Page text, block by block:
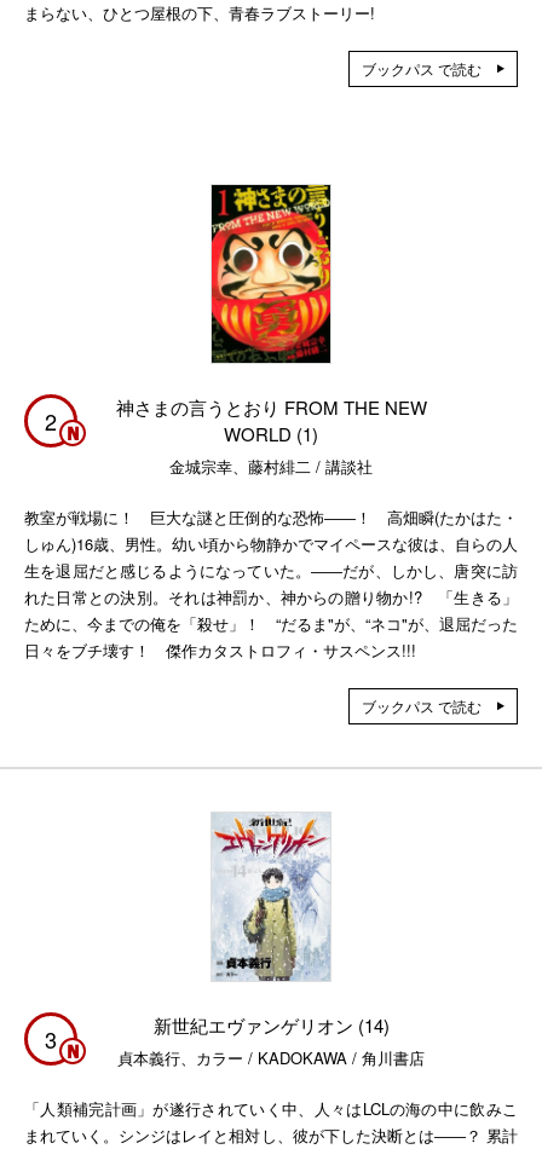
まらない、ひとつ屋根の下、青春ラブストーリー!
ブックパス で読む
2
神さまの言うとおり FROM THE NEW
WORLD (1)
金城宗幸、藤村緋二 / 講談社
教室が戦場に！ 巨大な謎と圧倒的な恐怖――！ 高畑瞬(たかはた・
しゅん)16歳、男性。幼い頃から物静かでマイペースな彼は、自らの人
生を退屈だと感じるようになっていた。――だが、しかし、唐突に訪
れた日常との決別。それは神罰か、神からの贈り物か!? 「生きる」
ために、今までの俺を「殺せ」！ “だるま"が、“ネコ"が、退屈だった
日々をブチ壊す！ 傑作カタストロフィ・サスペンス!!!
ブックパス で読む
3 新世紀エヴァンゲリオン (14)
貞本義行、カラー / KADOKAWA / 角川書店
「人類補完計画」が遂行されていく中、人々はLCLの海の中に飲みこ
まれていく。シンジはレイと相対し、彼が下した決断とは――？ 累計